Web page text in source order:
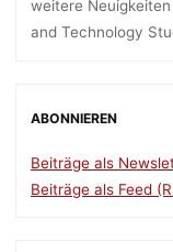
weitere
and Technology
ABONNIEREN
Beiträge als
Beiträge als Feed